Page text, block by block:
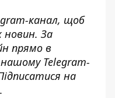
канал, щоб
новин. За
прямо в
Telegram-
на
.